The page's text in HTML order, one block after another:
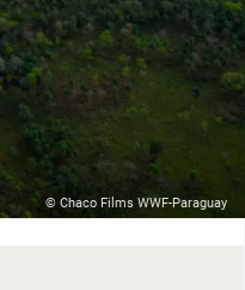
© Chaco Films WWF-Paraguay